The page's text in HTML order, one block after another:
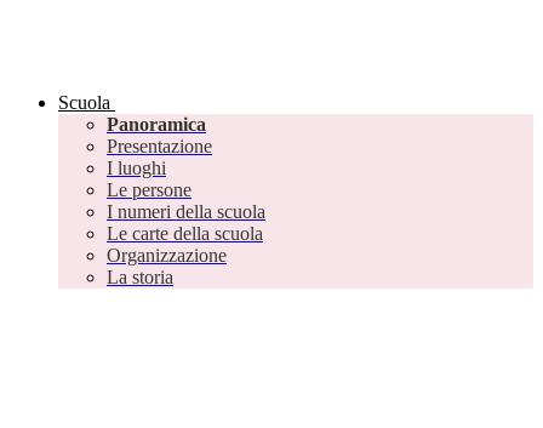
Scuola
Panoramica
Presentazione
I luoghi
Le persone
I numeri della scuola
Le carte della scuola
Organizzazione
La storia